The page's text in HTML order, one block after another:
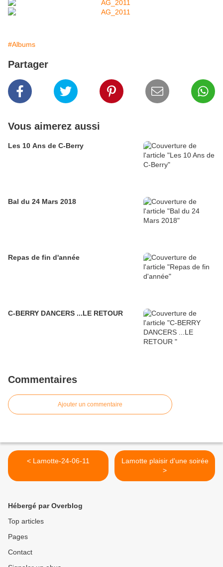
#Albums
Partager
Vous aimerez aussi
Les 10 Ans de C-Berry
Bal du 24 Mars 2018
Repas de fin d'année
C-BERRY DANCERS ...LE RETOUR
Commentaires
Ajouter un commentaire
< Lamotte-24-06-11
Lamotte plaisir d'une soirée
>
Hébergé par Overblog
Top articles
Pages
Contact